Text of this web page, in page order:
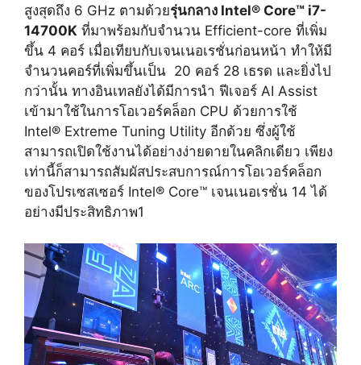
สูงสุดถึง 6 GHz ตามด้วยรุ่นกลาง Intel® Core™ i7-
14700K ที่มาพร้อมกับจำนวน Efficient-core ที่เพิ่ม
ขึ้น 4 คอร์ เมื่อเทียบกับเจนเนอเรชั่นก่อนหน้า ทำให้มี
จำนวนคอร์ที่เพิ่มขึ้นเป็น 20 คอร์ 28 เธรด และยิ่งไป
กว่านั้น ทางอินเทลยังได้มีการนำ ฟีเจอร์ AI Assist
เข้ามาใช้ในการโอเวอร์คล็อก CPU ด้วยการใช้
Intel® Extreme Tuning Utility อีกด้วย ซึ่งผู้ใช้
สามารถเปิดใช้งานได้อย่างง่ายดายในคลิกเดียว เพียง
เท่านี้ก็สามารถสัมผัสประสบการณ์การโอเวอร์คล็อก
ของโปรเซสเซอร์ Intel® Core™ เจนเนอเรชั่น 14 ได้
อย่างมีประสิทธิภาพ1